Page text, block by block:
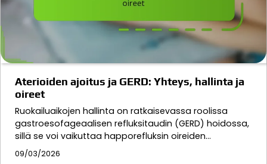
Aterioiden ajoitus ja GERD: Yhteys, hallinta ja
oireet
Ruokailuaikojen hallinta on ratkaisevassa roolissa
gastroesofageaalisen refluksitaudin (GERD) hoidossa,
sillä se voi vaikuttaa happorefluksin oireiden…
09/03/2026